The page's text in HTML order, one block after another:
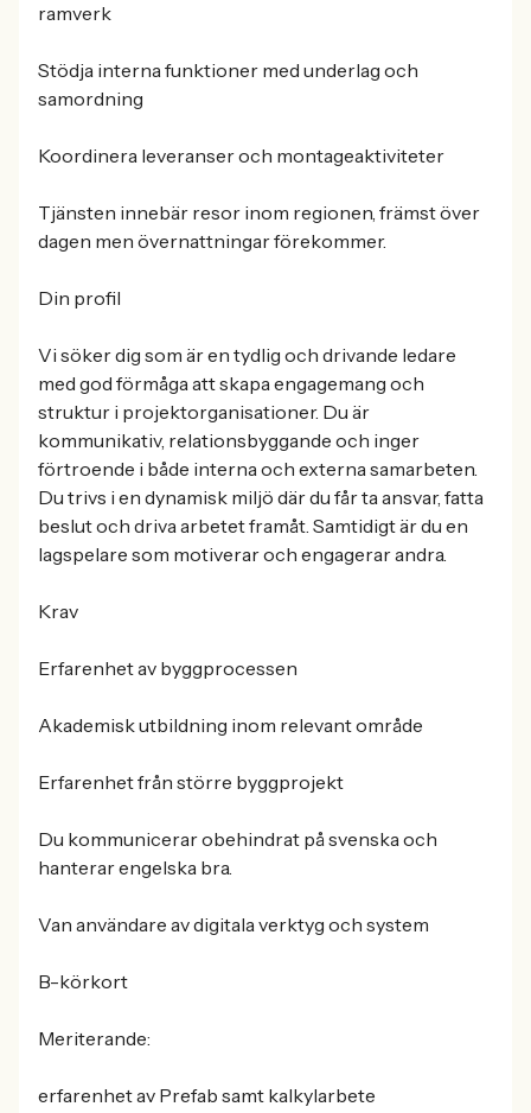
ramverk
Stödja interna funktioner med underlag och
samordning
Koordinera leveranser och montageaktiviteter
Tjänsten innebär resor inom regionen, främst över
dagen men övernattningar förekommer.
Din profil
Vi söker dig som är en tydlig och drivande ledare
med god förmåga att skapa engagemang och
struktur i projektorganisationer. Du är
kommunikativ, relationsbyggande och inger
förtroende i både interna och externa samarbeten.
Du trivs i en dynamisk miljö där du får ta ansvar, fatta
beslut och driva arbetet framåt. Samtidigt är du en
lagspelare som motiverar och engagerar andra.
Krav
Erfarenhet av byggprocessen
Akademisk utbildning inom relevant område
Erfarenhet från större byggprojekt
Du kommunicerar obehindrat på svenska och
hanterar engelska bra.
Van användare av digitala verktyg och system
B-körkort
Meriterande:
erfarenhet av Prefab samt kalkylarbete